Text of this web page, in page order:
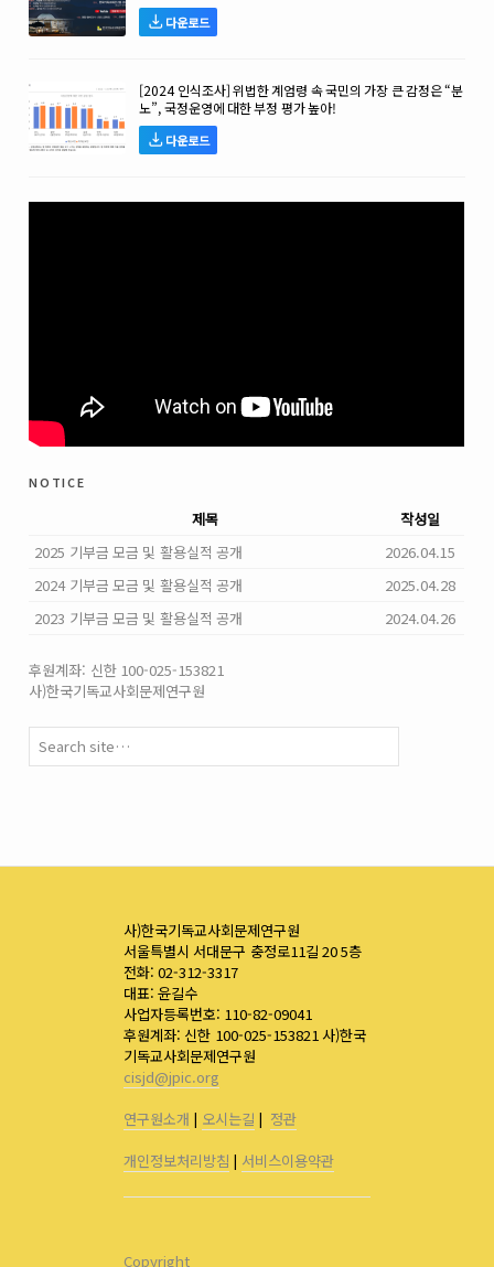
다운로드
[2024 인식조사] 위법한 계엄령 속 국민의 가장 큰 감정은 “분
노”, 국정운영에 대한 부정 평가 높아!
다운로드
notice
제목
작성일
2025 기부금 모금 및 활용실적 공개
2026.04.15
2024 기부금 모금 및 활용실적 공개
2025.04.28
2023 기부금 모금 및 활용실적 공개
2024.04.26
후원계좌: 신한 100-025-153821
사)한국기독교사회문제연구원
사)한국기독교사회문제연구원
서울특별시 서대문구 충정로11길 20 5층
전화: 02-312-3317
대표: 윤길수
사업자등록번호: 110-82-09041
후원계좌: 신한 100-025-153821 사)한국
기독교사회문제연구원
cisjd@jpic.org
연구원소개 | 오시는길 | 정관
개인정보처리방침 | 서비스이용약관
Copyright